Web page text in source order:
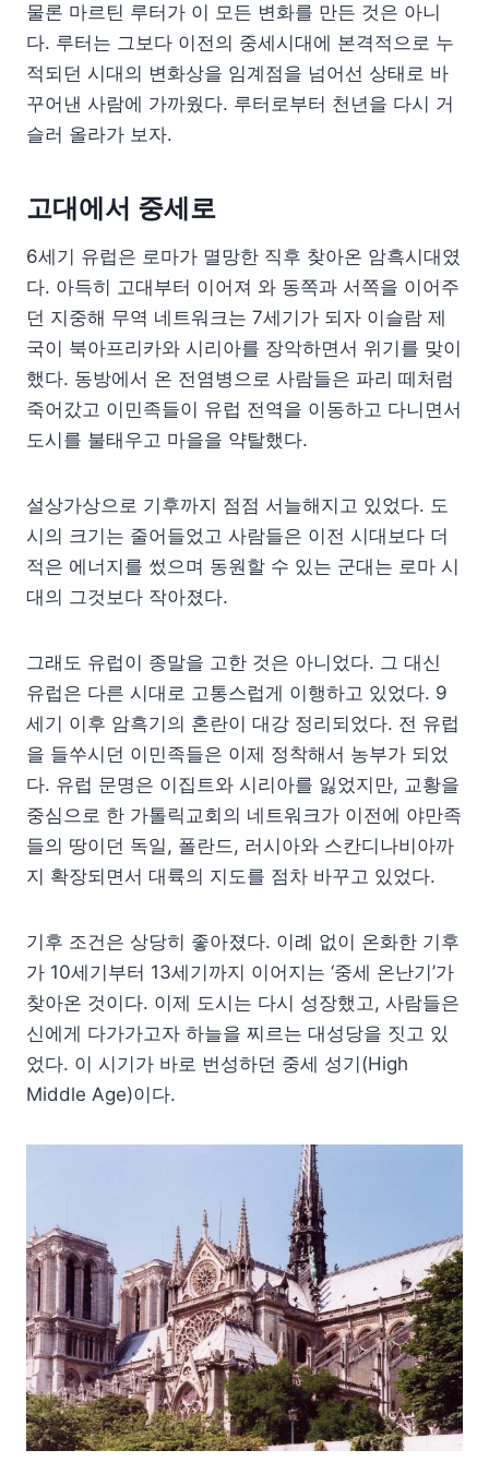
물론 마르틴 루터가 이 모든 변화를 만든 것은 아니
다. 루터는 그보다 이전의 중세시대에 본격적으로 누
적되던 시대의 변화상을 임계점을 넘어선 상태로 바
꾸어낸 사람에 가까웠다. 루터로부터 천년을 다시 거
슬러 올라가 보자.
고대에서 중세로
6세기 유럽은 로마가 멸망한 직후 찾아온 암흑시대였
다. 아득히 고대부터 이어져 와 동쪽과 서쪽을 이어주
던 지중해 무역 네트워크는 7세기가 되자 이슬람 제
국이 북아프리카와 시리아를 장악하면서 위기를 맞이
했다. 동방에서 온 전염병으로 사람들은 파리 떼처럼
죽어갔고 이민족들이 유럽 전역을 이동하고 다니면서
도시를 불태우고 마을을 약탈했다.
설상가상으로 기후까지 점점 서늘해지고 있었다. 도
시의 크기는 줄어들었고 사람들은 이전 시대보다 더
적은 에너지를 썼으며 동원할 수 있는 군대는 로마 시
대의 그것보다 작아졌다.
그래도 유럽이 종말을 고한 것은 아니었다. 그 대신
유럽은 다른 시대로 고통스럽게 이행하고 있었다. 9
세기 이후 암흑기의 혼란이 대강 정리되었다. 전 유럽
을 들쑤시던 이민족들은 이제 정착해서 농부가 되었
다. 유럽 문명은 이집트와 시리아를 잃었지만, 교황을
중심으로 한 가톨릭교회의 네트워크가 이전에 야만족
들의 땅이던 독일, 폴란드, 러시아와 스칸디나비아까
지 확장되면서 대륙의 지도를 점차 바꾸고 있었다.
기후 조건은 상당히 좋아졌다. 이례 없이 온화한 기후
가 10세기부터 13세기까지 이어지는 ‘중세 온난기’가
찾아온 것이다. 이제 도시는 다시 성장했고, 사람들은
신에게 다가가고자 하늘을 찌르는 대성당을 짓고 있
었다. 이 시기가 바로 번성하던 중세 성기(High
Middle Age)이다.